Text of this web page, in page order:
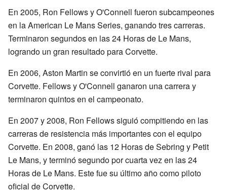
En 2005, Ron Fellows y O'Connell fueron subcampeones
en la American Le Mans Series, ganando tres carreras.
Terminaron segundos en las 24 Horas de Le Mans,
logrando un gran resultado para Corvette.
En 2006, Aston Martin se convirtió en un fuerte rival para
Corvette. Fellows y O'Connell ganaron una carrera y
terminaron quintos en el campeonato.
En 2007 y 2008, Ron Fellows siguió compitiendo en las
carreras de resistencia más importantes con el equipo
Corvette. En 2008, ganó las 12 Horas de Sebring y Petit
Le Mans, y terminó segundo por cuarta vez en las 24
Horas de Le Mans. Este fue su último año como piloto
oficial de Corvette.